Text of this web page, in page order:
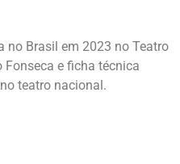
no Brasil em 2023 no Teatro
Fonseca e ficha técnica
teatro nacional.